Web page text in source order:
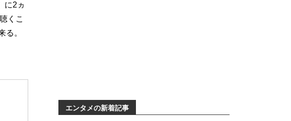
に2ヵ
くこ
る。
エンタメの新着記事